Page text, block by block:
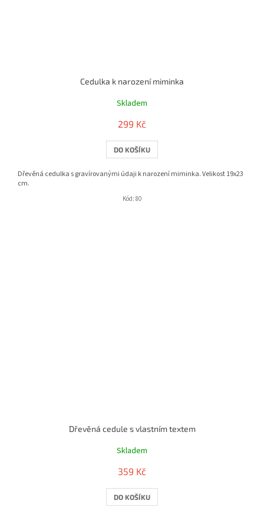
Cedulka k narození miminka
Skladem
299 Kč
DO KOŠÍKU
Dřevěná cedulka s gravírovanými údaji k narození miminka. Velikost 19x23
cm.
Kód: 80
Dřevěná cedule s vlastním textem
Skladem
359 Kč
DO KOŠÍKU